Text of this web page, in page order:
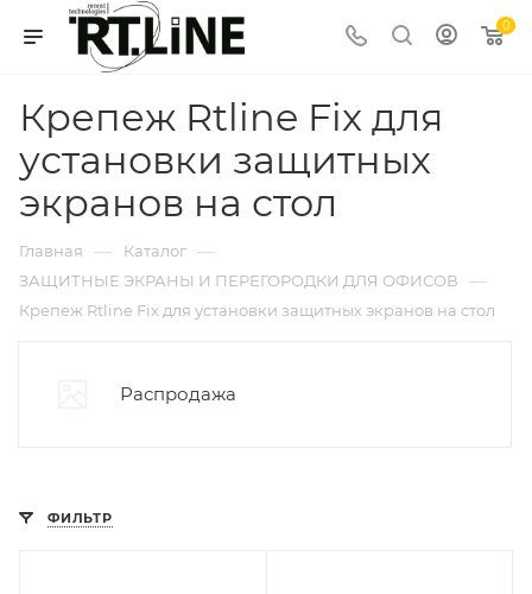
0
Крепеж Rtline Fix для
установки защитных
экранов на стол
Главная — Каталог —
ЗАЩИТНЫЕ ЭКРАНЫ И ПЕРЕГОРОДКИ ДЛЯ ОФИСОВ —
Крепеж Rtline Fix для установки защитных экранов на стол
Распродажа
ФИЛЬТР